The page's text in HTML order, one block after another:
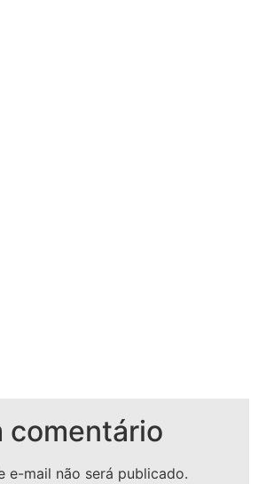
comentário
e-mail não será publicado.